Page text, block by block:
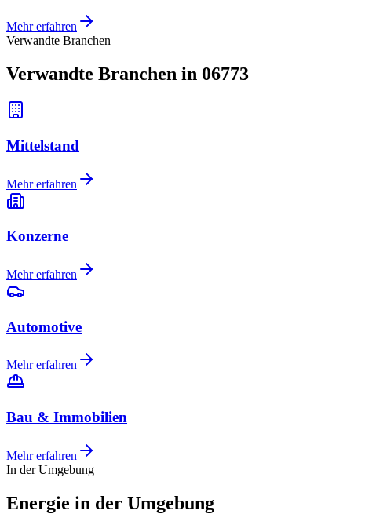
Mehr erfahren
Verwandte Branchen
Verwandte Branchen in 06773
Mittelstand
Mehr erfahren
Konzerne
Mehr erfahren
Automotive
Mehr erfahren
Bau & Immobilien
Mehr erfahren
In der Umgebung
Energie in der Umgebung